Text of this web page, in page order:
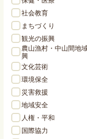
社会教育
まちづくり
観光の振興
農山漁村・中山間地
興
文化芸術
環境保全
災害救援
地域安全
人権・平和
国際協力